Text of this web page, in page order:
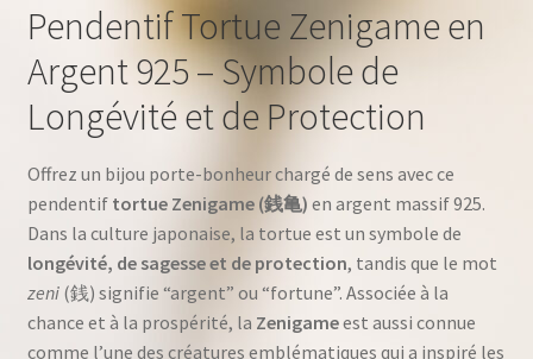
Pendentif Tortue Zenigame en
Argent 925 – Symbole de
Longévité et de Protection
Offrez un bijou porte-bonheur chargé de sens avec ce
pendentif tortue Zenigame (銭亀) en argent massif 925.
Dans la culture japonaise, la tortue est un symbole de
longévité, de sagesse et de protection, tandis que le mot
zeni(銭) signifie “argent” ou “fortune”. Associée à la
chance et à la prospérité, la Zenigameest aussi connue
comme l’une des créatures emblématiques qui a inspiré les